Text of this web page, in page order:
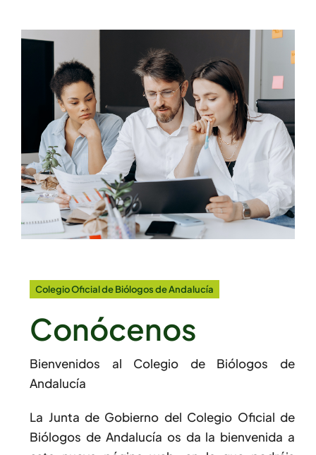
Colegio Oficial de Biólogos de Andalucía
Conócenos
Bienvenidos al Colegio de Biólogos de
Andalucía
La Junta de Gobierno del Colegio Oficial de
Biólogos de Andalucía os da la bienvenida a